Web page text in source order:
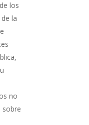
los
la
no
sobre